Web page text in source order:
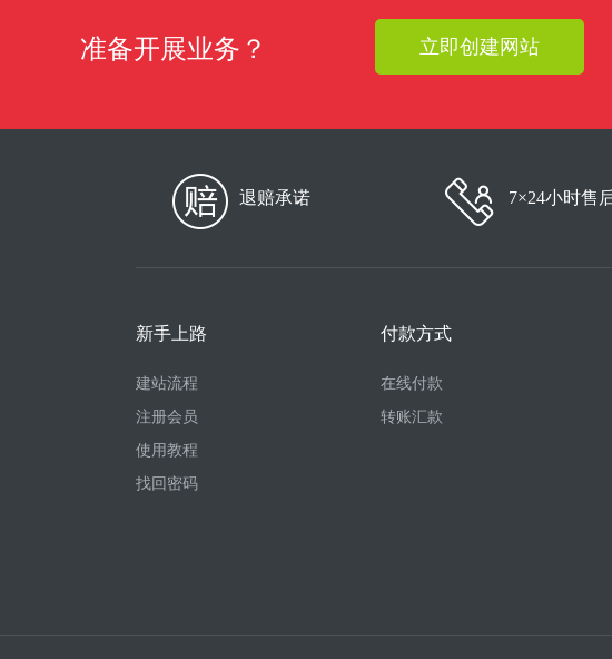
准备开展业务？ 立即创建网站
退赔承诺 7×24小时售
新手上路
建站流程
注册会员
使用教程
找回密码
付款方式
在线付款
转账汇款